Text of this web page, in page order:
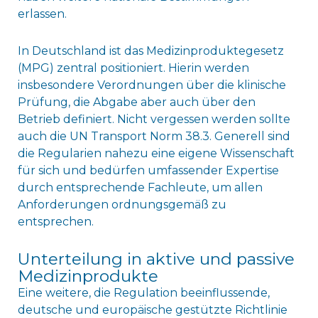
erlassen.
In Deutschland ist das Medizinproduktegesetz
(MPG) zentral positioniert. Hierin werden
insbesondere Verordnungen über die klinische
Prüfung, die Abgabe aber auch über den
Betrieb definiert. Nicht vergessen werden sollte
auch die UN Transport Norm 38.3. Generell sind
die Regularien nahezu eine eigene Wissenschaft
für sich und bedürfen umfassender Expertise
durch entsprechende Fachleute, um allen
Anforderungen ordnungsgemäß zu
entsprechen.
Unterteilung in aktive und passive
Medizinprodukte
Eine weitere, die Regulation beeinflussende,
deutsche und europäische gestützte Richtlinie